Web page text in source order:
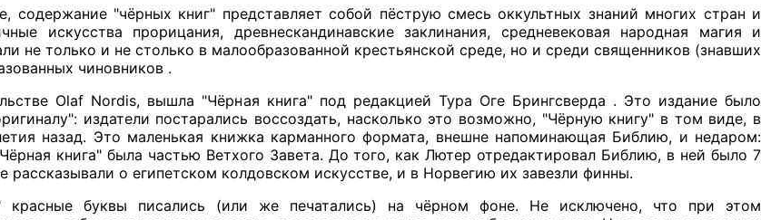
содержание "чёрных книг" представляет собой пёструю смесь оккультных знаний многих стран и
искусства прорицания, древнескандинавские заклинания, средневековая народная магия и
не только и не столько в малообразованной крестьянской среде, но и среди священников (знавших
чиновников .
Olaf Nordis, вышла "Чёрная книга" под редакцией Тура Оге Брингсверда . Это издание было
издатели постарались воссоздать, насколько это возможно, "Чёрную книгу" в том виде, в
назад. Это маленькая книжка карманного формата, внешне напоминающая Библию, и недаром:
книга" была частью Ветхого Завета. До того, как Лютер отредактировал Библию, в ней было 7
рассказывали о египетском колдовском искусстве, и в Норвегию их завезли финны.
красные буквы писались (или же печатались) на чёрном фоне. Не исключено, что при этом